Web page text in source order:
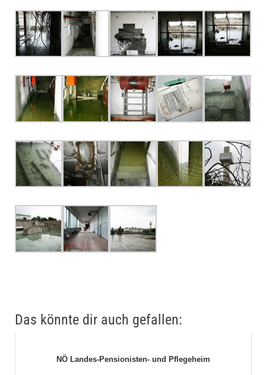
Das könnte dir auch gefallen:
NÖ Landes-Pensionisten- und Pflegeheim